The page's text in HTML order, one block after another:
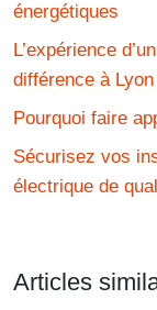
énergétiques
L’expérience
différence à
Pourquoi faire
Sécurisez vos
électrique de
Articles